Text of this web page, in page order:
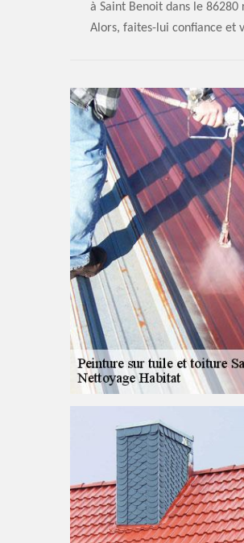
à Saint Benoit dans le
Alors, faites-lui confiance et